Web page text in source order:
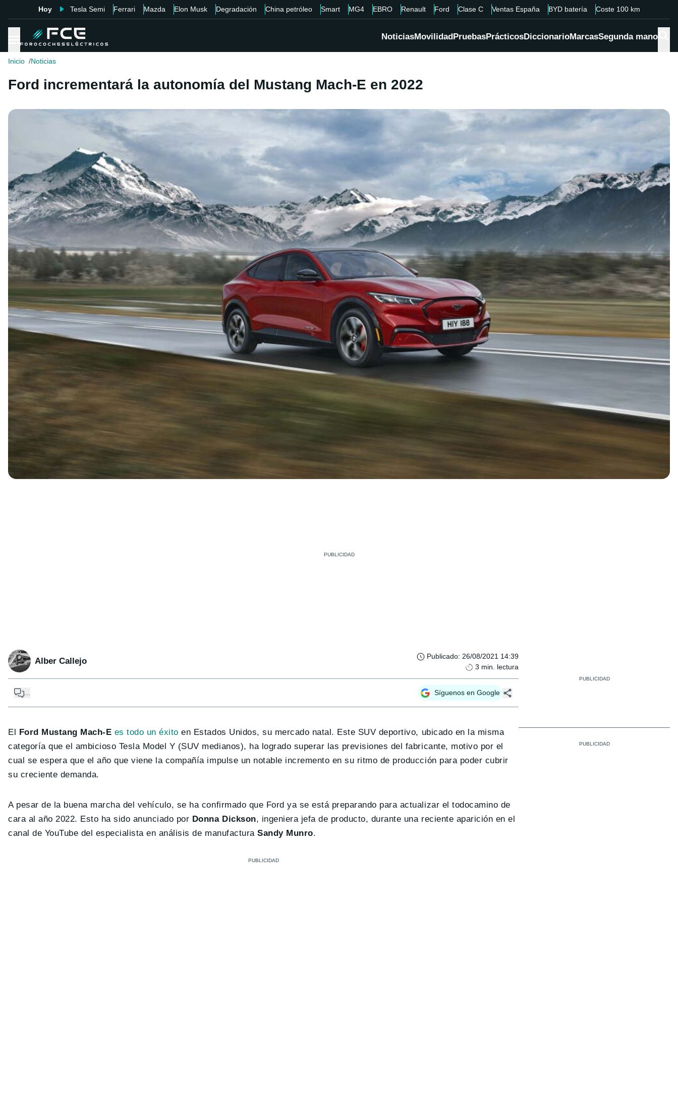
Hoy Tesla Semi Ferrari Mazda Elon Musk Degradación China petróleo Smart MG4 EBRO Renault Ford Clase C Ventas España BYD batería Coste 100 km
NoticiasMovilidadPruebasPrácticosDiccionarioMarcasSegunda mano
Inicio Noticias
Ford incrementará la autonomía del Mustang Mach-E en 2022
Alber Callejo Publicado: 26/08/2021 14:39
3 min. lectura
Síguenos en Google
El Ford Mustang Mach-E es todo un éxito en Estados Unidos, su mercado natal. Este SUV deportivo, ubicado en la misma
categoría que el ambicioso Tesla Model Y (SUV medianos), ha logrado superar las previsiones del fabricante, motivo por el
cual se espera que el año que viene la compañía impulse un notable incremento en su ritmo de producción para poder cubrir
su creciente demanda.
A pesar de la buena marcha del vehículo, se ha confirmado que Ford ya se está preparando para actualizar el todocamino de
cara al año 2022. Esto ha sido anunciado por Donna Dickson, ingeniera jefa de producto, durante una reciente aparición en el
canal de YouTube del especialista en análisis de manufacturaSandy Munro.